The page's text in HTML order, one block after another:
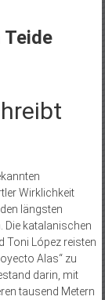
Teide
Wirklichkeit
längsten
Die katalanischen
Toni López reis­ten
Alas“ zu
darin, mit
tausend Metern